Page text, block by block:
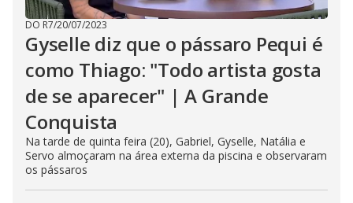
DO R7/20/07/2023
Gyselle diz que o pássaro Pequi é
como Thiago: "Todo artista gosta
de se aparecer" | A Grande
Conquista
Na tarde de quinta feira (20), Gabriel, Gyselle, Natália e
Servo almoçaram na área externa da piscina e observaram
os pássaros